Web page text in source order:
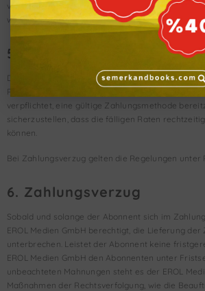
vor, wenn dieser trotz Abmahnung mit
wird.
5. Ratenzahlung
Die Bezahlung des Abonnements in 12
PayPal oder Kreditkarte möglich. Der
verpflichtet, eine gültige Zahlungsmethode
sicherzustellen, dass die fälligen Raten
können.
Bei Zahlungsverzug gelten die Regelungen unter
6. Zahlungsverzug
Sobald und solange der Abonnent sich im
EROL Medien GmbH berechtigt, die Lieferung der
unterbrechen. Leistet der Abonnent keine
EROL Medien GmbH den Abonnenten unter
unbeachteten Mahnungen steht es der EROL
Maßnahmen der Rechtsverfolgung, wie die